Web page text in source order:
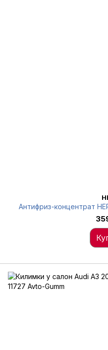
Антифриз-концентрат